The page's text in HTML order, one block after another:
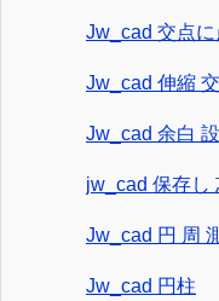
Jw_cad 交点
Jw_cad 伸縮
Jw_cad 余白
jw_cad 保存し
Jw_cad 円 周
Jw_cad 円柱